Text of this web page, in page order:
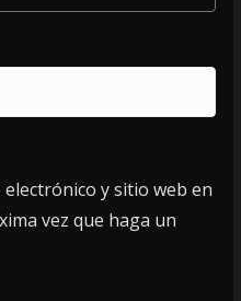
y sitio web en
vez que haga un